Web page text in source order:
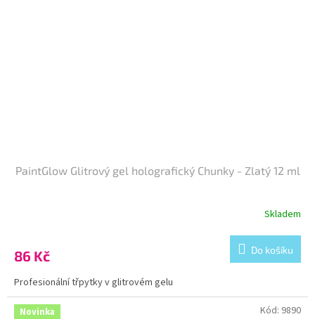
PaintGlow Glitrový gel holografický Chunky - Zlatý 12 ml
Skladem
86 Kč Do košíku
Profesionální třpytky v glitrovém gelu
Novinka Kód: 9890